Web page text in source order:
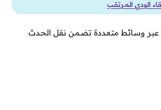
الودي المرتقب
عبر وسائط متعددة تضمن نقل الحدث